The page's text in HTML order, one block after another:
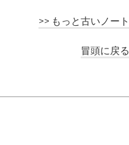
>> もっと古いノート
冒頭に戻る